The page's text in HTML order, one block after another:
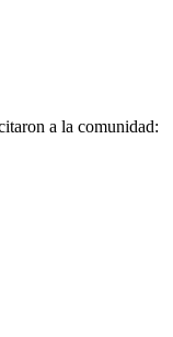
a la comunidad: